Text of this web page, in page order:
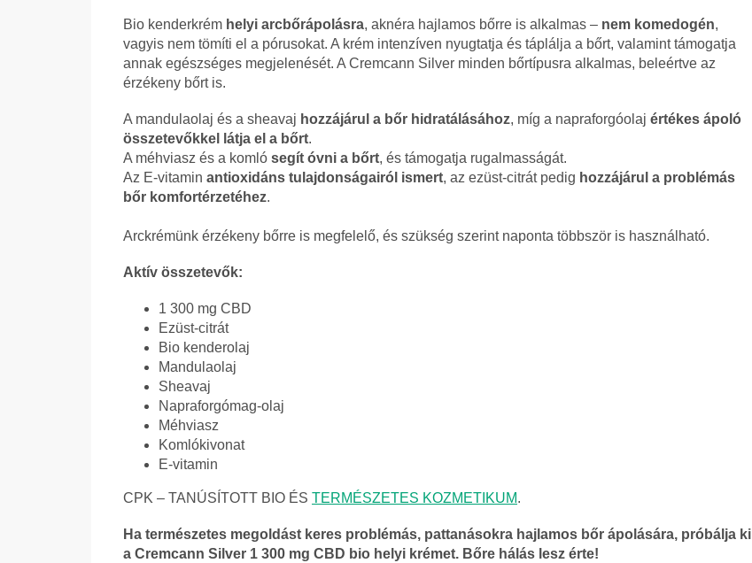
Bio kenderkrém helyi arcbőrápolásra, aknéra hajlamos bőrre is alkalmas – nem komedogén,
vagyis nem tömíti el a pórusokat. A krém intenzíven nyugtatja és táplálja a bőrt, valamint támogatja
annak egészséges megjelenését. A Cremcann Silver minden bőrtípusra alkalmas, beleértve az
érzékeny bőrt is.
A mandulaolaj és a sheavaj hozzájárul a bőr hidratálásához, míg a napraforgóolaj értékes ápoló
összetevőkkel látja el a bőrt.
A méhviasz és a komló segít óvni a bőrt, és támogatja rugalmasságát.
Az E-vitamin antioxidáns tulajdonságairól ismert, az ezüst-citrát pedig hozzájárul a problémás
bőr komfortérzetéhez.
Arckrémünk érzékeny bőrre is megfelelő, és szükség szerint naponta többször is használható.
Aktív összetevők:
1 300 mg CBD
Ezüst-citrát
Bio kenderolaj
Mandulaolaj
Sheavaj
Napraforgómag-olaj
Méhviasz
Komlókivonat
E-vitamin
CPK – TANÚSÍTOTT BIO ÉS TERMÉSZETES KOZMETIKUM.
Ha természetes megoldást keres problémás, pattanásokra hajlamos bőr ápolására, próbálja ki
a Cremcann Silver 1 300 mg CBD bio helyi krémet. Bőre hálás lesz érte!